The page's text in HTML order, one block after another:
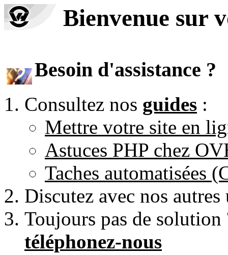
Bienvenue sur
Besoin d'assistance ?
Consultez nos guides :
Mettre votre site en
Astuces PHP chez
Taches automatisées
Discutez avec nos
Toujours pas de
téléphonez-nous